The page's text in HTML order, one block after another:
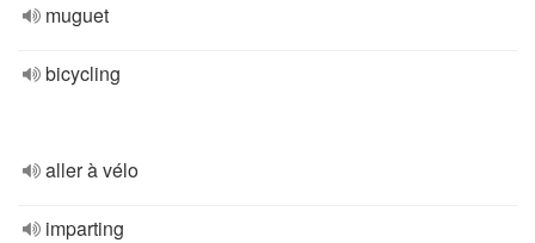
muguet
bicycling
aller à vélo
imparting